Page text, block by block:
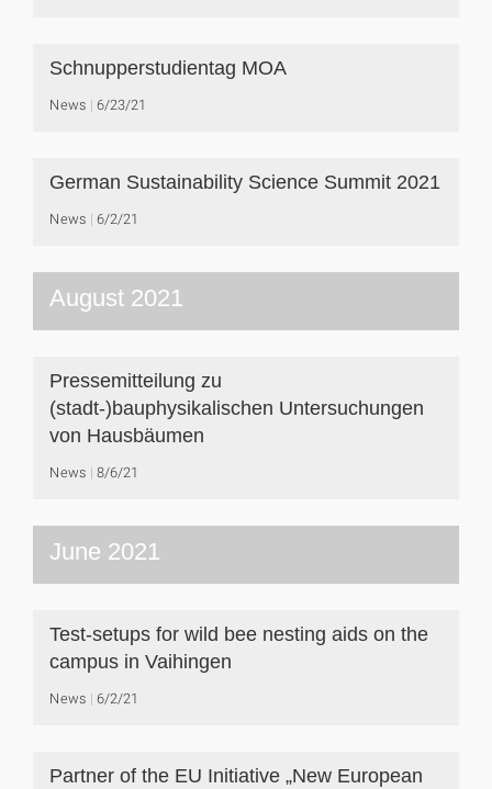
Schnupperstudientag MOA
News 6/23/21
German Sustainability Science Summit 2021
News 6/2/21
August 2021
Pressemitteilung zu
(stadt-)bauphysikalischen Untersuchungen
von Hausbäumen
News 8/6/21
June 2021
Test-setups for wild bee nesting aids on the
campus in Vaihingen
News 6/2/21
Partner of the EU Initiative „New European